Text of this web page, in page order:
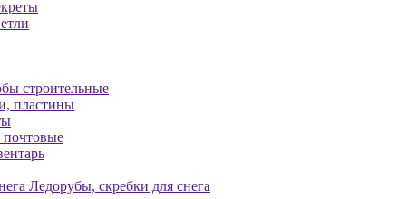
строительные
пластины
Ледорубы, скребки для снега